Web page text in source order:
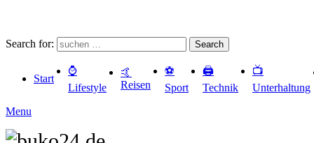
Search for: Search
Start
⌚️
Lifestyle
🤙
Reisen
⚽️
Sport
🖨️
Technik
📺
Unterhaltung
Menu